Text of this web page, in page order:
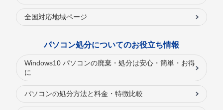
全国対応地域ページ
パソコン処分についてのお役立ち情報
Windows10 パソコンの廃棄・処分は安心・簡単・お得
に
パソコンの処分方法と料金・特徴比較